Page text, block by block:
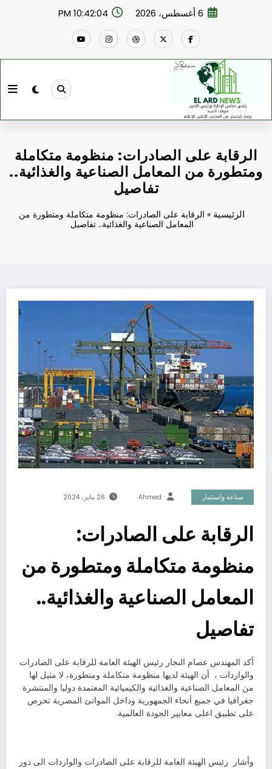
6 أغسطس، 2026 10:42:05 PM
الرقابة على الصادرات: منظومة متكاملة
ومتطورة من المعامل الصناعية والغذائية..
تفاصيل
الرئيسية » الرقابة على الصادرات: منظومة متكاملة ومتطورة من
المعامل الصناعية والغذائية.. تفاصيل
صناعة واستثمار Ahmed 26 يناير، 2024
الرقابة على الصادرات:
منظومة متكاملة ومتطورة من
المعامل الصناعية والغذائية..
تفاصيل
أكد المهندس عصام النجار رئيس الهيئة العامة للرقابة على الصادرات
والواردات ، أن الهيئة لديها منظومة متكاملة ومتطورة، لا مثيل لها
من المعامل الصناعية والغذائية والكيميائية المعتمدة دوليا والمنتشرة
جغرافيا في جميع أنحاء الجمهورية وداخل الموانئ المصرية تحرص
على تطبيق اعلى معايير الجودة العالمية.
وأشار رئيس الهيئة العامة للرقابة على الصادرات والواردات الى دور